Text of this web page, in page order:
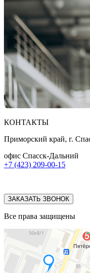
КОНТАКТЫ
Приморский край, г.
офис Спасск-Дальний
+7 (423) 209-00-15
ЗАКАЗАТЬ ЗВОНОК
Все права защищены